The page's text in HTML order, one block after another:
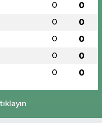
0 0
0 0
0 0
0 0
0 0